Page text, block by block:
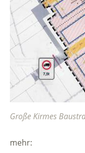
Große Kirmes
mehr: